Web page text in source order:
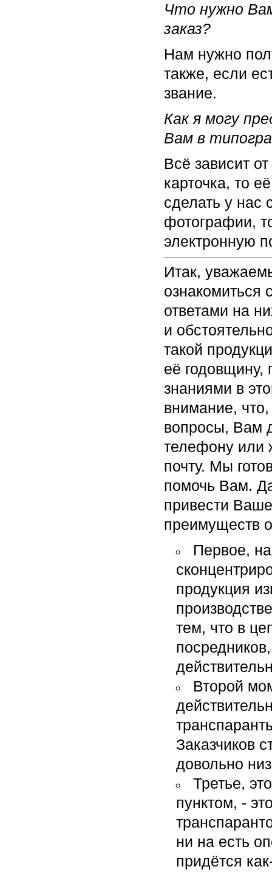
Что нужно
заказ?
Нам нужно
также, если
звание.
Как я могу
Вам в
Всё зависит
карточка, то
сделать у нас
фотографии,
электронную
Итак,
ознакомиться
ответами на
и
такой
её
знаниями в
внимание,
вопросы, Вам
телефону или
почту. Мы
помочь Вам.
привести
преимуществ
Первое,
продукция
тем, что в
Второй
Заказчиков
довольно
Третье,
пунктом, -
ни на есть
придётся